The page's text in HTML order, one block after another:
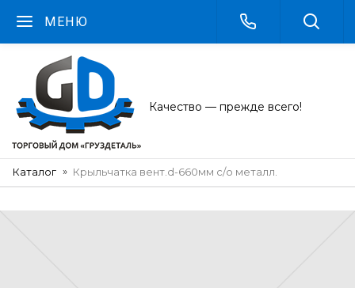
МЕНЮ
Качество — прежде всего!
Каталог Крыльчатка вент.d-660мм с/о металл.